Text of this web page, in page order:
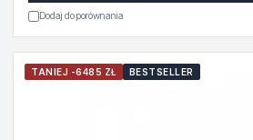
Dodaj do porównania
TANIEJ -6485 ZŁ BESTSELLER